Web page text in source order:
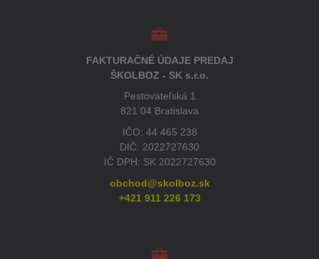
FAKTURAČNÉ ÚDAJE PREDAJ
ŠKOLBOZ - SK s.r.o.
Pestovateľská 1
821 04 Bratislava
IČO: 44 465 238
DIČ: 2022727630
IČ DPH: SK 2022727630
obchod@skolboz.sk
+421 911 226 173